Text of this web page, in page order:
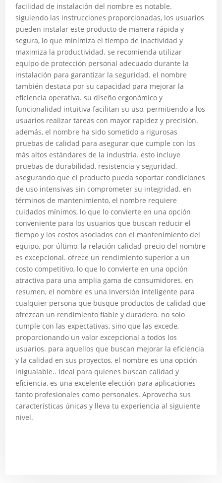
facilidad de instalación del nombre es notable.
siguiendo las instrucciones proporcionadas, los usuarios
pueden instalar este producto de manera rápida y
segura, lo que minimiza el tiempo de inactividad y
maximiza la productividad. se recomienda utilizar
equipo de protección personal adecuado durante la
instalación para garantizar la seguridad. el nombre
también destaca por su capacidad para mejorar la
eficiencia operativa. su diseño ergonómico y
funcionalidad intuitiva facilitan su uso, permitiendo a los
usuarios realizar tareas con mayor rapidez y precisión.
además, el nombre ha sido sometido a rigurosas
pruebas de calidad para asegurar que cumple con los
más altos estándares de la industria. esto incluye
pruebas de durabilidad, resistencia y seguridad,
asegurando que el producto pueda soportar condiciones
de uso intensivas sin comprometer su integridad. en
términos de mantenimiento, el nombre requiere
cuidados mínimos, lo que lo convierte en una opción
conveniente para los usuarios que buscan reducir el
tiempo y los costos asociados con el mantenimiento del
equipo. por último, la relación calidad-precio del nombre
es excepcional. ofrece un rendimiento superior a un
costo competitivo, lo que lo convierte en una opción
atractiva para una amplia gama de consumidores. en
resumen, el nombre es una inversión inteligente para
cualquier persona que busque productos de calidad que
ofrezcan un rendimiento fiable y duradero. no solo
cumple con las expectativas, sino que las excede,
proporcionando un valor excepcional a todos los
usuarios. para aquellos que buscan mejorar la eficiencia
y la calidad en sus proyectos, el nombre es una opción
inigualable.. Ideal para quienes buscan calidad y
eficiencia, es una excelente elección para aplicaciones
tanto profesionales como personales. Aprovecha sus
características únicas y lleva tu experiencia al siguiente
nivel.